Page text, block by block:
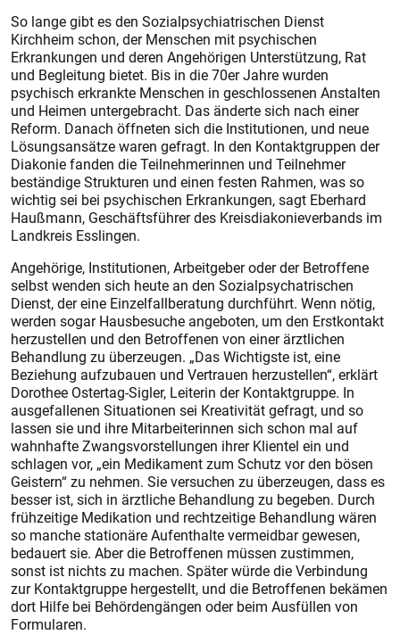
So lange gibt es den Sozialpsychiatrischen Dienst
Kirchheim schon, der Menschen mit psychischen
Erkrankungen und deren Angehörigen Unterstützung, Rat
und Begleitung bietet. Bis in die 70er Jahre wurden
psychisch erkrankte Menschen in geschlossenen Anstalten
und Heimen untergebracht. Das änderte sich nach einer
Reform. Danach öffneten sich die Institutionen, und neue
Lösungsansätze waren gefragt. In den Kontaktgruppen der
Diakonie fanden die Teilnehmerinnen und Teilnehmer
beständige Strukturen und einen festen Rahmen, was so
wichtig sei bei psychischen Erkrankungen, sagt Eberhard
Haußmann, Geschäftsführer des Kreisdiakonieverbands im
Landkreis Esslingen.
Angehörige, Institutionen, Arbeitgeber oder der Betroffene
selbst wenden sich heute an den Sozialpsychatrischen
Dienst, der eine Einzelfallberatung durchführt. Wenn nötig,
werden sogar Hausbesuche angeboten, um den Erstkontakt
herzustellen und den Betroffenen von einer ärztlichen
Behandlung zu überzeugen. „Das Wichtigste ist, eine
Beziehung aufzubauen und Vertrauen herzustellen“, erklärt
Dorothee Ostertag-Sigler, Leiterin der Kontaktgruppe. In
ausgefallenen Situationen sei Kreativität gefragt, und so
lassen sie und ihre Mitarbeiterinnen sich schon mal auf
wahnhafte Zwangsvorstellungen ihrer Klientel ein und
schlagen vor, „ein Medikament zum Schutz vor den bösen
Geistern“ zu nehmen. Sie versuchen zu überzeugen, dass es
besser ist, sich in ärztliche Behandlung zu begeben. Durch
frühzeitige Medikation und rechtzeitige Behandlung wären
so manche stationäre Aufenthalte vermeidbar gewesen,
bedauert sie. Aber die Betroffenen müssen zustimmen,
sonst ist nichts zu machen. Später würde die Verbindung
zur Kontaktgruppe hergestellt, und die Betroffenen bekämen
dort Hilfe bei Behördengängen oder beim Ausfüllen von
Formularen.